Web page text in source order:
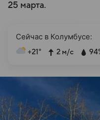
25 марта.
Сейчас в Колумбусе:
+21° 2 м/с